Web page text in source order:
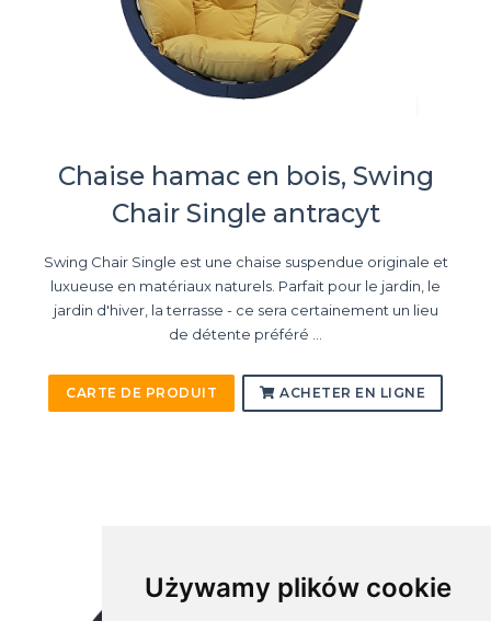
Używamy plików cookie
Chaise hamac en bois, Swing
Chair Single antracyt
Swing Chair Single est une chaise suspendue originale et
luxueuse en matériaux naturels. Parfait pour le jardin, le
jardin d'hiver, la terrasse - ce sera certainement un lieu
de détente préféré ...
CARTE DE PRODUIT ACHETER EN LIGNE